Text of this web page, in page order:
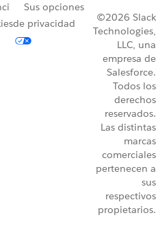
Sus opciones
de privacidad
©2026 Slack
Technologies,
LLC, una
empresa de
Salesforce.
Todos los
derechos
reservados.
Las distintas
marcas
comerciales
pertenecen a
sus
respectivos
propietarios.